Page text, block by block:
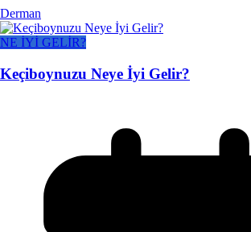
Derman
NE İYİ GELİR?
Keçiboynuzu Neye İyi Gelir?